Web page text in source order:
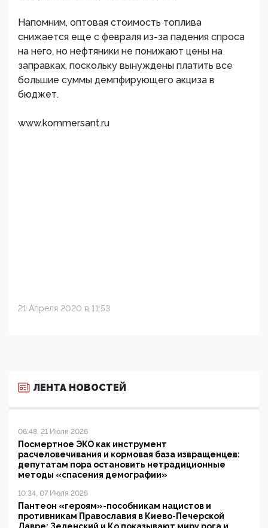
Напомним, оптовая стоимость топлива
снижается еще с февраля из-за падения спроса
на него, но нефтяники не понижают цены на
заправках, поскольку вынуждены платить все
большие суммы демпфирующего акциза в
бюджет.
www.kommersant.ru
21 Апреля 2020 в 11:53
ЛЕНТА НОВОСТЕЙ
06:48, 21 Июля 2026
Посмертное ЭКО как инструмент
расчеловечивания и кормовая база извращенцев:
депутатам пора остановить нетрадиционные
методы «спасения демографии»
10:34, 07 Июля 2026
Пантеон «героям»-пособникам нацистов и
противникам Православия в Киево-Печерской